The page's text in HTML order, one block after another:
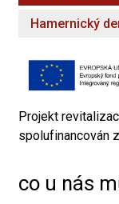
Hamernický
Projekt
spolufinancován
co u nás